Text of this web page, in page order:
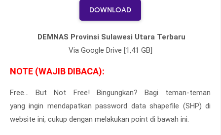
DOWNLOAD
DEMNAS Provinsi Sulawesi Utara Terbaru
Via Google Drive [1,41 GB]
NOTE (WAJIB DIBACA):
Free... But Not Free! Bingungkan? Bagi teman-teman
yang ingin mendapatkan password data shapefile (SHP) di
website ini, cukup dengan melakukan point di bawah ini.